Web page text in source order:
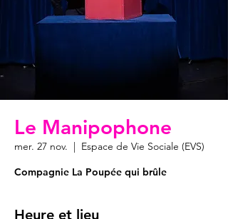
Le Manipophone
mer. 27 nov.
  |
Espace de Vie Sociale (EVS)
Compagnie La Poupée qui brûle
Heure et lieu